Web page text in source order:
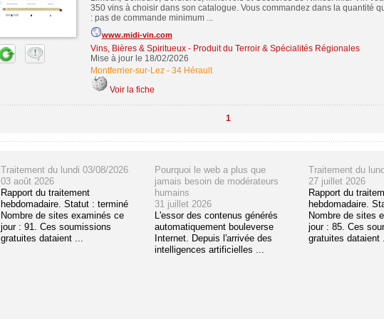
350 vins à choisir dans son catalogue. Vous commandez dans la quantité
: pas de commande minimum ...
www.midi-vin.com
Vins, Bières & Spiritueux- Produit du Terroir & Spécialités Régionales
Mise à jour le 18/02/2026
Montferrier-sur-Lez- 34 Hérault
Voir la fiche
1
Traitement du lundi 03/08/2026
03 août 2026
Rapport du traitement
hebdomadaire. Statut : terminé
Nombre de sites examinés ce
jour : 91. Ces soumissions
gratuites dataient ...
Pourquoi le web a plus que
jamais besoin de modérateurs
humains
31 juillet 2026
L'essor des contenus générés
automatiquement bouleverse
Internet. Depuis l'arrivée des
intelligences artificielles ...
Traitement du
27 juillet 2026
Rapport du
hebdomadaire.
Nombre de sites
jour : 85. Ces
gratuites dataient